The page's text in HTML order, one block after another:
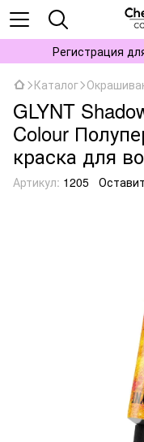
Регистрация
Каталог
GLYNT
Colour
краска для
Артикул: 1205